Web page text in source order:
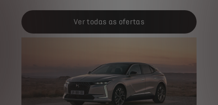
Ver todas as ofertas